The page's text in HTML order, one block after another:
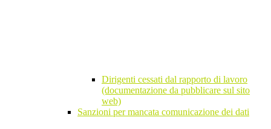
Dirigenti cessati dal rapporto di lavoro
(documentazione da pubblicare sul sito
web)
Sanzioni per mancata comunicazione dei dati